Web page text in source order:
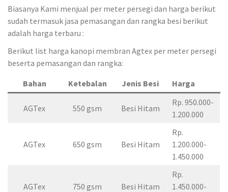
Biasanya Kami menjual per meter persegi dan harga berikut
sudah termasuk jasa pemasangan dan rangka besi berikut
adalah harga terbaru :
Berikut list harga kanopi membran Agtex per meter persegi
beserta pemasangan dan rangka:
Bahan Ketebalan Jenis Besi Harga
AGTex 550 gsm Besi Hitam
Rp. 950.000-
1.200.000
AGTex 650 gsm Besi Hitam
Rp.
1.200.000-
1.450.000
AGTex 750 gsm Besi Hitam
Rp.
1.450.000-